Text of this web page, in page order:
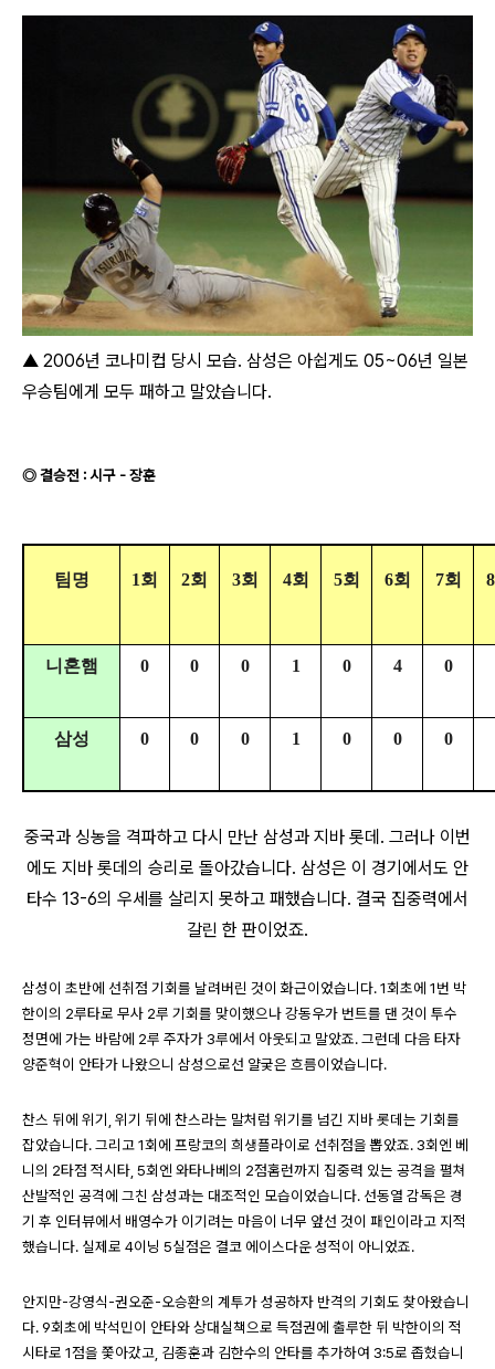
▲ 2006년 코나미컵 당시 모습. 삼성은 아쉽게도 05~06년 일본
우승팀에게 모두 패하고 말았습니다.
◎ 결승전 : 시구 - 장훈
팀명 1회 2회 3회 4회 5회 6회 7회
니혼햄 0 0 0 1 0 4 0
삼성 0 0 0 1 0 0 0
중국과 싱농을 격파하고 다시 만난 삼성과 지바 롯데. 그러나 이번
에도 지바 롯데의 승리로 돌아갔습니다. 삼성은 이 경기에서도 안
타수 13-6의 우세를 살리지 못하고 패했습니다. 결국 집중력에서
갈린 한 판이었죠.
삼성이 초반에 선취점 기회를 날려버린 것이 화근이었습니다. 1회초에 1번 박
한이의 2루타로 무사 2루 기회를 맞이했으나 강동우가 번트를 댄 것이 투수
정면에 가는 바람에 2루 주자가 3루에서 아웃되고 말았죠. 그런데 다음 타자
양준혁이 안타가 나왔으니 삼성으로선 얄궂은 흐름이었습니다.
찬스 뒤에 위기, 위기 뒤에 찬스라는 말처럼 위기를 넘긴 지바 롯데는 기회를
잡았습니다. 그리고 1회에 프랑코의 희생플라이로 선취점을 뽑았죠. 3회엔 베
니의 2타점 적시타, 5회엔 와타나베의 2점홈런까지 집중력 있는 공격을 펼쳐
산발적인 공격에 그친 삼성과는 대조적인 모습이었습니다. 선동열 감독은 경
기 후 인터뷰에서 배영수가 이기려는 마음이 너무 앞선 것이 패인이라고 지적
했습니다. 실제로 4이닝 5실점은 결코 에이스다운 성적이 아니었죠.
안지만-강영식-권오준-오승환의 계투가 성공하자 반격의 기회도 찾아왔습니
다. 9회초에 박석민이 안타와 상대실책으로 득점권에 출루한 뒤 박한이의 적
시타로 1점을 쫓아갔고, 김종훈과 김한수의 안타를 추가하여 3:5로 좁혔습니